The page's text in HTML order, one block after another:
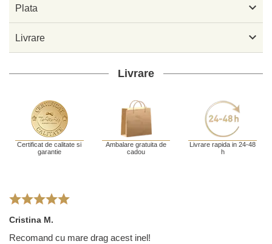
Plata 
Livrare 
Livrare
Certificat de calitate si
garantie
Ambalare gratuita de
cadou
Livrare rapida in 24-48
h
Cristina M.
Recomand cu mare drag acest inel!